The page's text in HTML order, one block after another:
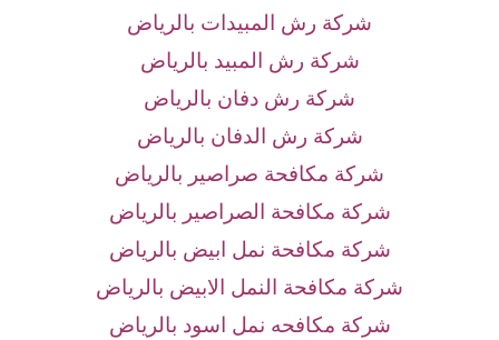
شركة رش المبيدات بالرياض
شركة رش المبيد بالرياض
شركة رش دفان بالرياض
شركة رش الدفان بالرياض
شركة مكافحة صراصير بالرياض
شركة مكافحة الصراصير بالرياض
شركة مكافحة نمل ابيض بالرياض
شركة مكافحة النمل الابيض بالرياض
شركة مكافحه نمل اسود بالرياض